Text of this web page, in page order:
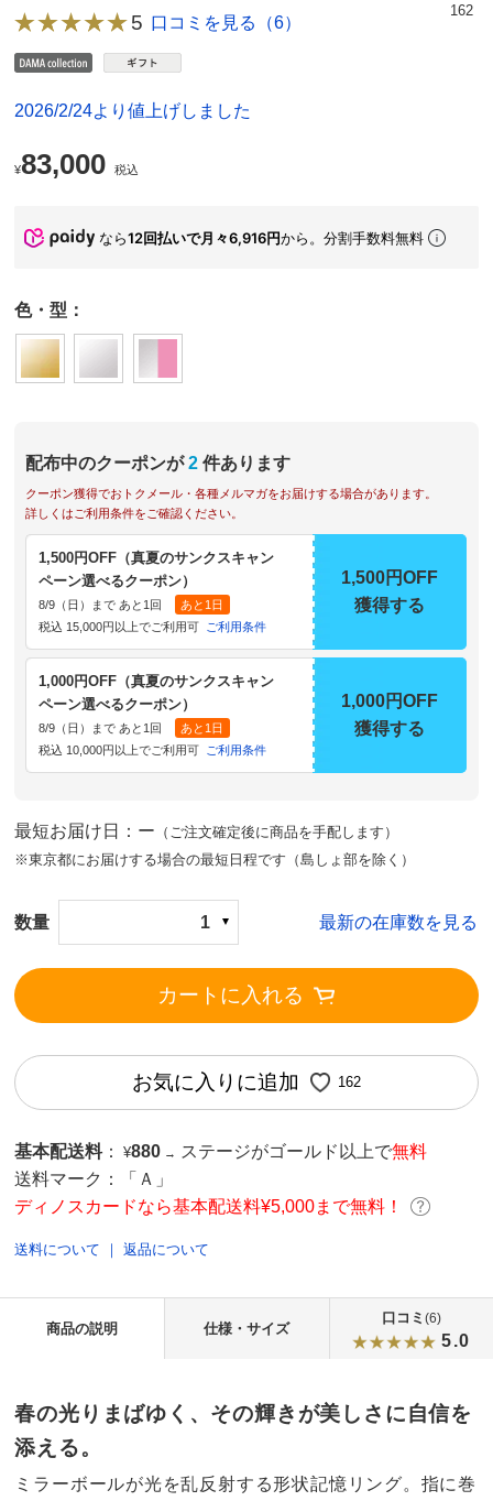
162
5 口コミを見る（6）
2026/2/24より値上げしました
¥83,000 税込
なら12回払いで月々6,916円から。分割手数料無料
色・型：
配布中のクーポンが 2 件あります
クーポン獲得でおトクメール・各種メルマガをお届けする場合があります。
詳しくはご利用条件をご確認ください。
1,500円OFF（真夏のサンクスキャン
ペーン選べるクーポン）
8/9（日）まで あと1回
あと1日
税込 15,000円以上でご利用可 ご利用条件
1,500円OFF
獲得する
1,000円OFF（真夏のサンクスキャン
ペーン選べるクーポン）
8/9（日）まで あと1回
あと1日
税込 10,000円以上でご利用可 ご利用条件
1,000円OFF
獲得する
最短お届け日：ー （ご注文確定後に商品を手配します）
※東京都にお届けする場合の最短日程です（島しょ部を除く）
数量 1 最新の在庫数を見る
カートに入れる
お気に入りに追加 162
基本配送料 ： ¥880 → ステージがゴールド以上で無料
送料マーク：
「Ａ」
ディノスカードなら基本配送料¥5,000まで無料！
送料について ｜返品について
商品の説明 仕様・サイズ
口コミ (6)
5.0
春の光りまばゆく、その輝きが美しさに自信を
添える。
ミラーボールが光を乱反射する形状記憶リング。指に巻